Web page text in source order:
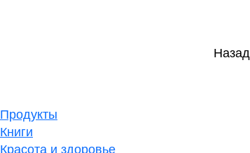
Назад
Продукты
Книги
Красота и здоровье